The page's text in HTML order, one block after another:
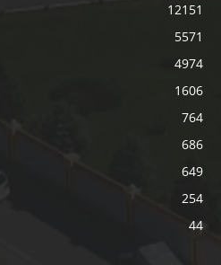
12151
5571
4974
1606
764
686
649
254
44